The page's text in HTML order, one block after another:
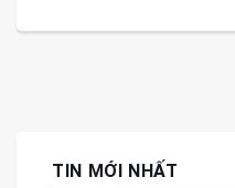
TIN MỚI NHẤT